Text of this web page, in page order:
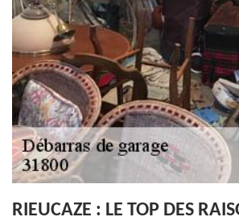
RIEUCAZE : LE TOP DES